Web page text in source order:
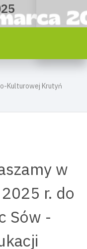
Kulturowej Krutyń
w
r. do
Sów -